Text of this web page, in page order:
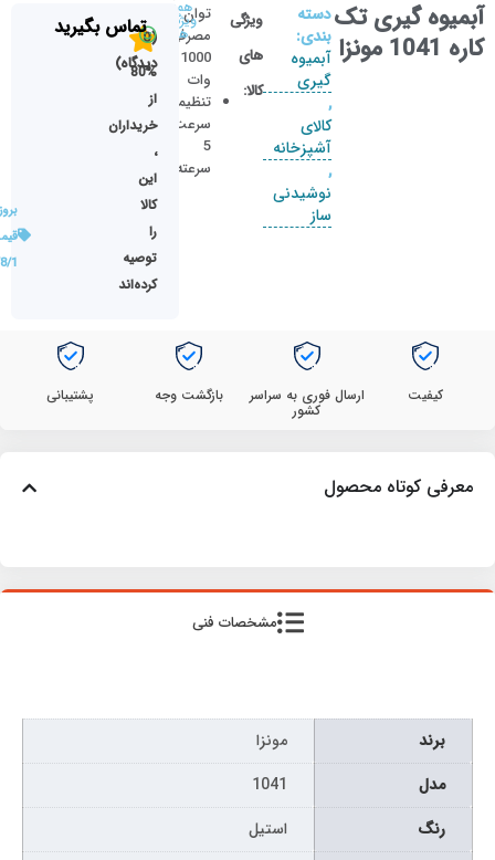
آبمیوه گیری تک
کاره 1041 مونزا
دسته
بندی:
آبمیوه
گیری
,
کالای
آشپزخانه
,
نوشیدنی
ساز
ویژگی
های
کالا:
توان
مصرفی
1000
وات
تنظیمات
سرعت
5
سرعته
همه
ویژگی
ها
(0
دیدگاه)
80%
از
خریداران
،
این
کالا
را
توصیه
کرده‌اند
تماس بگیرید
1
کیفیت ارسال فوری به سراسر
کشور
بازگشت وجه پشتیبانی
معرفی کوتاه محصول
مشخصات فنی
برند
مونزا
مدل
1041
رنگ
استیل